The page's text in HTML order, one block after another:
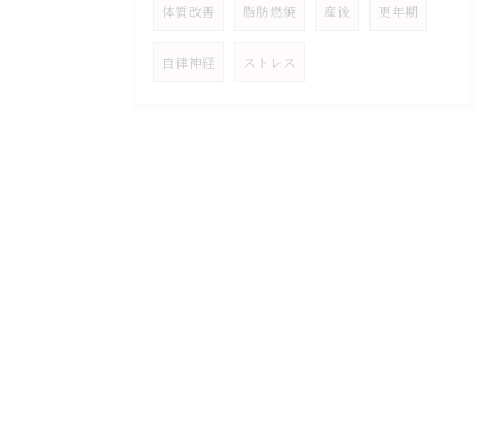
体質改善 脂肪燃焼 産後 更年期
自律神経 ストレス